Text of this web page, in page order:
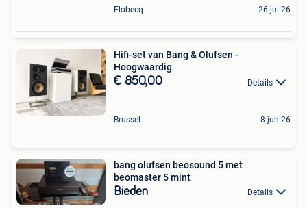
Flobecq 26 jul 26
Hifi-set van Bang & Olufsen -
Hoogwaardig
€ 850,00 Details
Brussel 8 jun 26
bang olufsen beosound 5 met
beomaster 5 mint
Bieden Details